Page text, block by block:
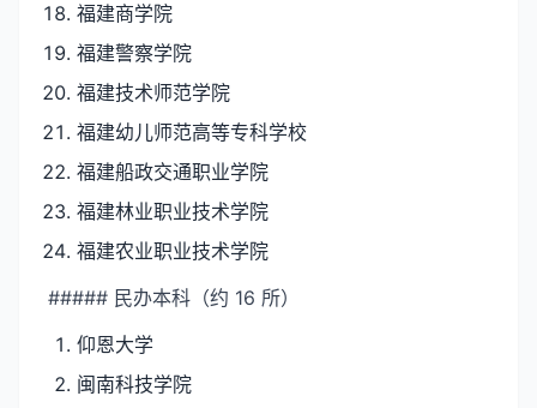
福建商学院
福建警察学院
福建技术师范学院
福建幼儿师范高等专科学校
福建船政交通职业学院
福建林业职业技术学院
福建农业职业技术学院
##### 民办本科（约 16 所）
仰恩大学
闽南科技学院